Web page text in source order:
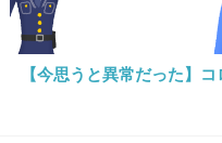
見てたけど、もう一
【今思うと異常だった】